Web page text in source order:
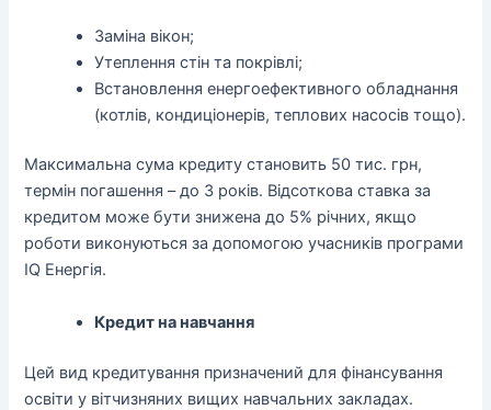
Заміна вікон;
Утеплення стін та покрівлі;
Встановлення енергоефективного обладнання
(котлів, кондиціонерів, теплових насосів тощо).
Максимальна сума кредиту становить 50 тис. грн,
термін погашення – до 3 років. Відсоткова ставка за
кредитом може бути знижена до 5% річних, якщо
роботи виконуються за допомогою учасників програми
IQ Енергія.
Кредит на навчання
Цей вид кредитування призначений для фінансування
освіти у вітчизняних вищих навчальних закладах.